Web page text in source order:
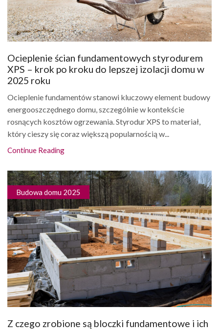
Ocieplenie ścian fundamentowych styrodurem
XPS – krok po kroku do lepszej izolacji domu w
2025 roku
Ocieplenie fundamentów stanowi kluczowy element budowy
energooszczędnego domu, szczególnie w kontekście
rosnących kosztów ogrzewania. Styrodur XPS to materiał,
który cieszy się coraz większą popularnością w...
Continue Reading
Budowa domu 2025
Z czego zrobione są bloczki fundamentowe i ich